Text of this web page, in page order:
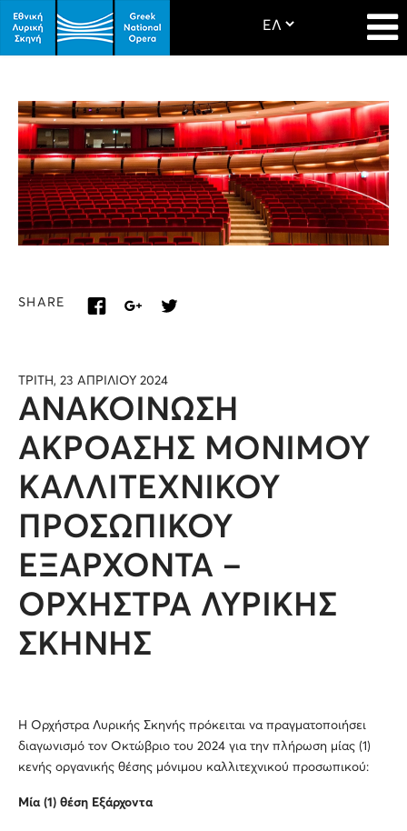
SHARE
ΤΡΙΤΗ, 23 ΑΠΡΙΛΙΟΥ 2024
ΑΝΑΚΟΙΝΩΣΗ
ΑΚΡΟΑΣΗΣ ΜΟΝΙΜΟΥ
ΚΑΛΛΙΤΕΧΝΙΚΟΥ
ΠΡΟΣΩΠΙΚΟΥ
ΕΞΑΡΧΟΝΤΑ –
ΟΡΧΗΣΤΡΑ ΛΥΡΙΚΗΣ
ΣΚΗΝΗΣ
Η Ορχήστρα Λυρικής Σκηνής πρόκειται να πραγματοποιήσει
διαγωνισμό τον Οκτώβριο του 2024 για την πλήρωση μίας (1)
κενής οργανικής θέσης μόνιμου καλλιτεχνικού προσωπικού:
Μία (1) θέση Εξάρχοντα